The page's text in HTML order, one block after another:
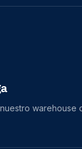
warehouse